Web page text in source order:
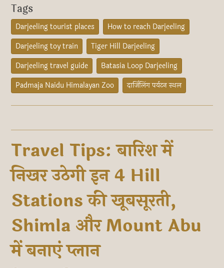
Tags
Darjeeling tourist places
How to reach Darjeeling
Darjeeling toy train
Tiger Hill Darjeeling
Darjeeling travel guide
Batasia Loop Darjeeling
Padmaja Naidu Himalayan Zoo
दार्जिलिंग पर्यटन स्थल
Travel Tips: बारिश में
निखर उठेगी इन 4 Hill
Stations की खूबसूरती,
Shimla और Mount Abu
में बनाएं प्लान